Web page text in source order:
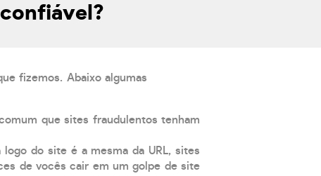
fizemos. Abaixo algumas
que sites fraudulentos tenham
do site é a mesma da URL, sites
de vocês cair em um golpe de site